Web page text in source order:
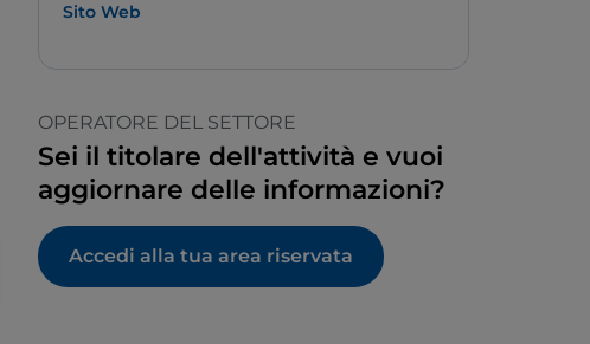
Sito Web
OPERATORE DEL SETTORE
Sei il titolare dell'attività e vuoi
aggiornare delle informazioni?
Accedi alla tua area riservata